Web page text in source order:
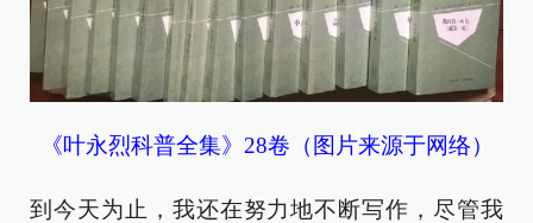
《叶永烈科普全集》28卷（图片来源于网络）
到今天为止，我还在努力地不断写作，尽管我